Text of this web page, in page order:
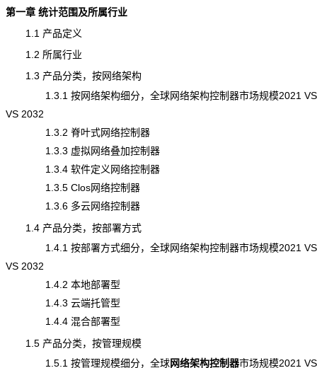
第一章 统计范围及所属行业
1.1 产品定义
1.2 所属行业
1.3 产品分类，按网络架构
1.3.1 按网络架构细分，全球网络架构控制器市场规模2021 VS
VS 2032
1.3.2 脊叶式网络控制器
1.3.3 虚拟网络叠加控制器
1.3.4 软件定义网络控制器
1.3.5 Clos网络控制器
1.3.6 多云网络控制器
1.4 产品分类，按部署方式
1.4.1 按部署方式细分，全球网络架构控制器市场规模2021 VS
VS 2032
1.4.2 本地部署型
1.4.3 云端托管型
1.4.4 混合部署型
1.5 产品分类，按管理规模
1.5.1 按管理规模细分，全球网络架构控制器市场规模2021